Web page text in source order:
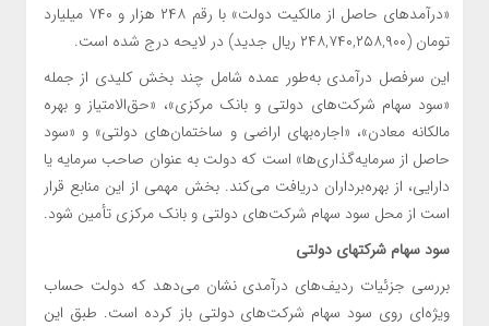
«درآمدهای حاصل از مالکیت دولت» با رقم ۲۴۸ هزار و ۷۴۰ میلیارد
تومان (۲۴۸,۷۴۰,۲۵۸,۹۰۰ ریال جدید) در لایحه درج شده است.
این سرفصل درآمدی به‌طور عمده شامل چند بخش کلیدی از جمله
«سود سهام شرکت‌های دولتی و بانک مرکزی»، «حق‌الامتیاز و بهره
مالکانه معادن»، «اجاره‌بهای اراضی و ساختمان‌های دولتی» و «سود
حاصل از سرمایه‌گذاری‌ها» است که دولت به عنوان صاحب سرمایه یا
دارایی، از بهره‌برداران دریافت می‌کند. بخش مهمی از این منابع قرار
است از محل سود سهام شرکت‌های دولتی و بانک مرکزی تأمین شود.
سود سهام شرکتهای دولتی
بررسی جزئیات ردیف‌های درآمدی نشان می‌دهد که دولت حساب
ویژه‌ای روی سود سهام شرکت‌های دولتی باز کرده است. طبق این